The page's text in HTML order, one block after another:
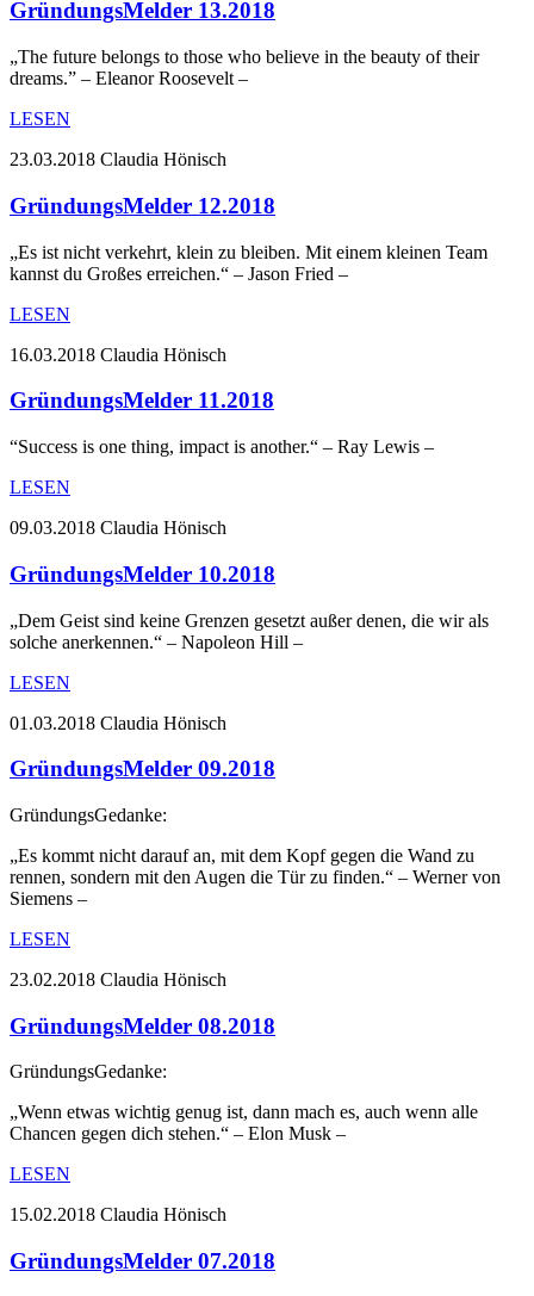
GründungsMelder 13.2018
„The future belongs to those who believe in the beauty of their
dreams.” – Eleanor Roosevelt –
LESEN
23.03.2018 Claudia Hönisch
GründungsMelder 12.2018
„Es ist nicht verkehrt, klein zu bleiben. Mit einem kleinen Team
kannst du Großes erreichen.“ – Jason Fried –
LESEN
16.03.2018 Claudia Hönisch
GründungsMelder 11.2018
“Success is one thing, impact is another.“ – Ray Lewis –
LESEN
09.03.2018 Claudia Hönisch
GründungsMelder 10.2018
„Dem Geist sind keine Grenzen gesetzt außer denen, die wir als
solche anerkennen.“ – Napoleon Hill –
LESEN
01.03.2018 Claudia Hönisch
GründungsMelder 09.2018
GründungsGedanke:
„Es kommt nicht darauf an, mit dem Kopf gegen die Wand zu
rennen, sondern mit den Augen die Tür zu finden.“ – Werner von
Siemens –
LESEN
23.02.2018 Claudia Hönisch
GründungsMelder 08.2018
GründungsGedanke:
„Wenn etwas wichtig genug ist, dann mach es, auch wenn alle
Chancen gegen dich stehen.“ – Elon Musk –
LESEN
15.02.2018 Claudia Hönisch
GründungsMelder 07.2018